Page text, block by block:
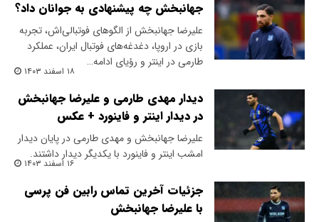
جهانبخش چه پیشنهادی به جوانان داد؟
علیرضا جهانبخش از الگوهای فوتبالی‌اش، تجربه
بازی در اروپا، دغدغه‌های فوتبال ایران، عملکرد
طارمی در اینتر و رؤیای ادامه…
۱۸ اسفند ۱۴۰۳
دیدار مهدی طارمی و علیرضا جهانبخش
در دیدار اینتر و فاینورد + عکس
علیرضا جهانبخش و مهدی طارمی در پایان دیدار
امشب اینتر و فاینورد با یکدیگر دیدار داشتند.
۱۶ اسفند ۱۴۰۳
جزئیات آخرین تماس رابین فن پرسی
با علیرضا جهانبخش